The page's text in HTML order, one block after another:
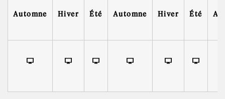
Automne Hiver Été Automne Hiver Été